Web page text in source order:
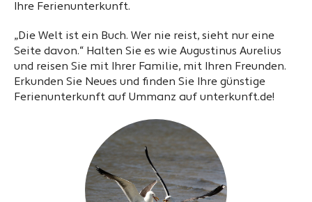
Ihre Ferienunterkunft.
„Die Welt ist ein Buch. Wer nie reist, sieht nur eine
Seite davon.“ Halten Sie es wie Augustinus Aurelius
und reisen Sie mit Ihrer Familie, mit Ihren Freunden.
Erkunden Sie Neues und finden Sie Ihre günstige
Ferienunterkunft auf Ummanz auf unterkunft.de!